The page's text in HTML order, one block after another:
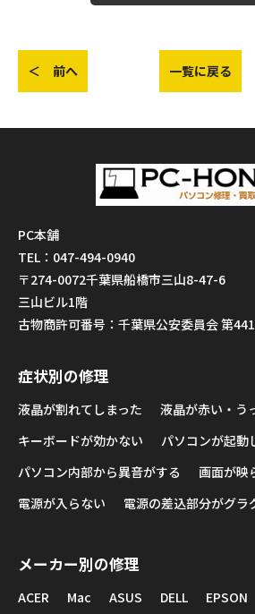
＜ 前へ 一覧に戻る
PC本舗
TEL：047-494-0940
〒274-0072千葉県船橋市三山8-47-6
三山ビル1階
古物商許可番号：千葉県公安委員会 第
症状別の修理
液晶が割れてしまった
液晶が赤い・う
キーボードが効かない
パソコンが起動
パソコン内部から異音がする
画面が映
電源が入らない
電源の差込部分がグラ
メーカー別の修理
ACER Mac ASUS DELL EPSON